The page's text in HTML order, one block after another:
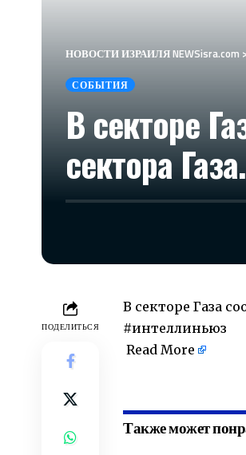
НОВОСТИ ИЗРАИЛЯ NEWSisra.com
СОБЫТИЯ
В секторе
сектора
ПОДЕЛИТЬСЯ
В секторе Газа
#интеллиньюз
Read More
Также может